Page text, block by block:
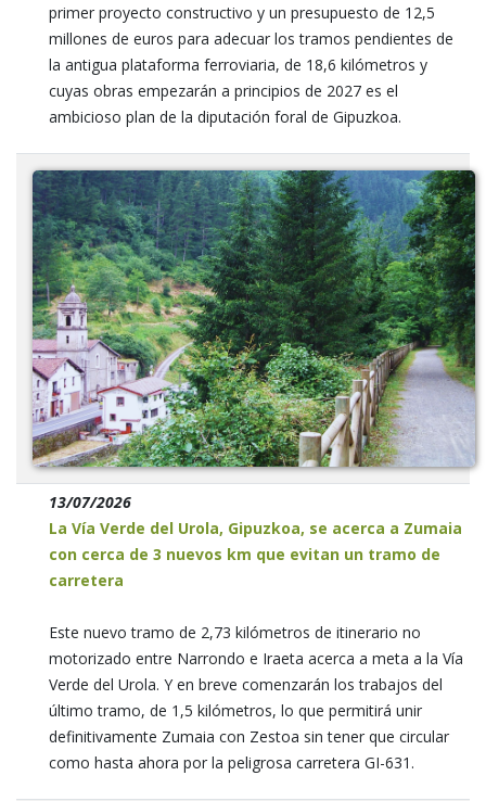
primer proyecto constructivo y un presupuesto de 12,5
millones de euros para adecuar los tramos pendientes de
la antigua plataforma ferroviaria, de 18,6 kilómetros y
cuyas obras empezarán a principios de 2027 es el
ambicioso plan de la diputación foral de Gipuzkoa.
13/07/2026
La Vía Verde del Urola, Gipuzkoa, se acerca a Zumaia
con cerca de 3 nuevos km que evitan un tramo de
carretera
Este nuevo tramo de 2,73 kilómetros de itinerario no
motorizado entre Narrondo e Iraeta acerca a meta a la Vía
Verde del Urola. Y en breve comenzarán los trabajos del
último tramo, de 1,5 kilómetros, lo que permitirá unir
definitivamente Zumaia con Zestoa sin tener que circular
como hasta ahora por la peligrosa carretera GI-631.